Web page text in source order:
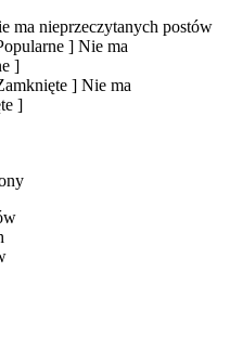
ma nieprzeczytanych postów
] Nie ma
]
] Nie ma
]